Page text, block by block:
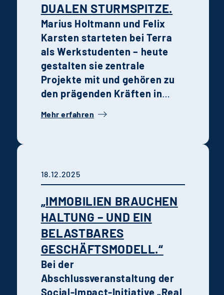
DUALEN STURMSPITZE.
Marius Holtmann und Felix
Karsten starteten bei Terra
als Werkstudenten – heute
gestalten sie zentrale
Projekte mit und gehören zu
den prägenden Kräften in
Fachbereichen. Ihre
und ansteigenden Lernkurven
Manager.
Mehr erfahren
18.12.2025
„IMMOBILIEN BRAUCHEN
HALTUNG – UND EIN
BELASTBARES
GESCHÄFTSMODELL.“
Bei der
Abschlussveranstaltung der
Social-Impact-Initiative „Real